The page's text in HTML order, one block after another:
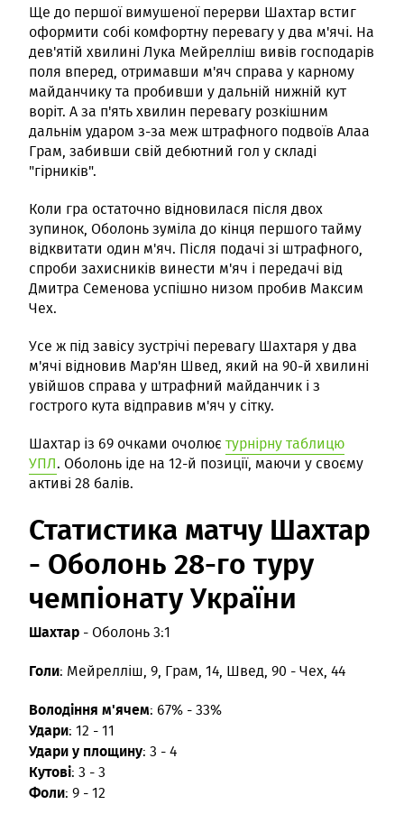
Ще до першої вимушеної перерви Шахтар встиг
оформити собі комфортну перевагу у два м'ячі. На
дев'ятій хвилині Лука Мейрелліш вивів господарів
поля вперед, отримавши м'яч справа у карному
майданчику та пробивши у дальній нижній кут
воріт. А за п'ять хвилин перевагу розкішним
дальнім ударом з-за меж штрафного подвоїв Алаа
Грам, забивши свій дебютний гол у складі
"гірників".
Коли гра остаточно відновилася після двох
зупинок, Оболонь зуміла до кінця першого тайму
відквитати один м'яч. Після подачі зі штрафного,
спроби захисників винести м'яч і передачі від
Дмитра Семенова успішно низом пробив Максим
Чех.
Усе ж під завісу зустрічі перевагу Шахтаря у два
м'ячі відновив Мар'ян Швед, який на 90-й хвилині
увійшов справа у штрафний майданчик і з
гострого кута відправив м'яч у сітку.
Шахтар із 69 очками очолює турнірну таблицю
УПЛ. Оболонь іде на 12-й позиції, маючи у своєму
активі 28 балів.
Статистика матчу Шахтар
- Оболонь 28-го туру
чемпіонату України
Шахтар - Оболонь 3:1
Голи: Мейрелліш, 9, Грам, 14, Швед, 90 - Чех, 44
Володіння м'ячем: 67% - 33%
Удари: 12 - 11
Удари у площину: 3 - 4
Кутові: 3 - 3
Фоли: 9 - 12